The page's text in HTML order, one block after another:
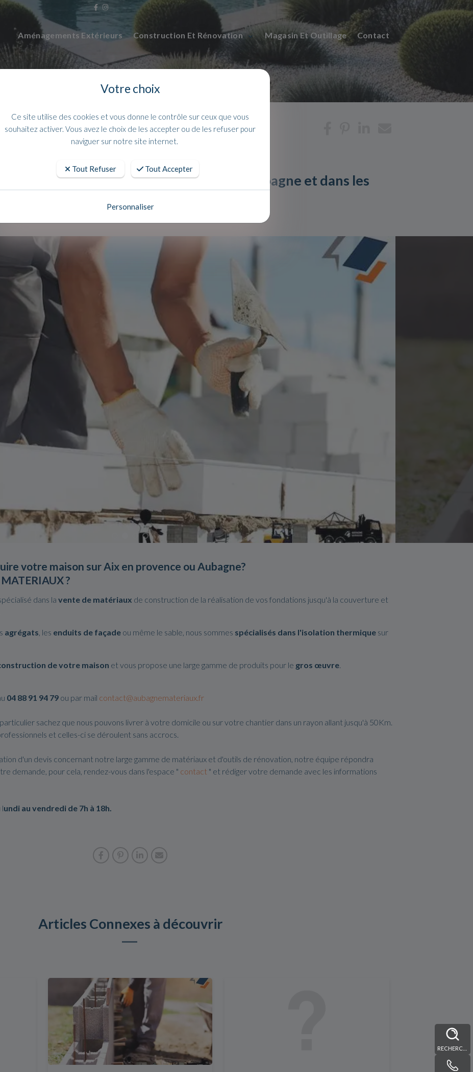
Aménagements Extérieurs Construction Et Rénovation Magasin Et Outillage Contact
de maison normes RT2020 sur aubagne et dans les
votre maison surAix en provence ou Aubagne?
?
dans la vente de matériaux de construction de la réalisation de vos fondations jusqu'à la couverture et
agrégats , les enduits de façade ou même le sable, nous sommes spécialisés dans l'isolation thermique sur
de votre maison et vous propose une large gamme de produits pour le gros œuvre.
04 88 91 94 79 ou par mail contact@aubagnemateriaux.fr
sachez que nous pouvons livrer à votre domicile ou sur votre chantier dans un rayon allant jusqu'à 50Km.
et celles-ci se déroulent sans accrocs.
d'un devis concernant notre large gamme de matériaux et d'outils de rénovation, notre équipe répondra
demande, pour cela, rendez-vous dans l'espace " contact " et rédiger votre demande avec les informations
lundi au vendredi de 7h à 18h.
Articles Connexes à découvrir
Votre choix
Ce site utilise des cookies et vous donne le contrôle sur ceux que vous
souhaitez activer. Vous avez le choix de les accepter ou de les refuser pour
naviguer sur notre site internet.
Tout Refuser Tout Accepter
Personnaliser